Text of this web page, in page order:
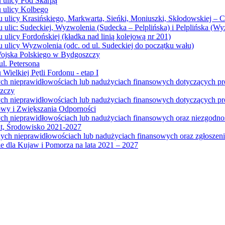
ulicy Kolbego
Krasińskiego, Markwarta, Sieńki, Moniuszki, Skłodowskiej –
Sudeckiej, Wyzwolenia (Sudecka – Pelplińska) i Pelplińska
Fordońskiej (kładka nad linią kolejową nr 201)
Wyzwolenia (odc. od ul. Sudeckiej do początku wału)
Polskiego w Bydgoszczy
Petersona
Pętli Fordonu - etap I
nieprawidłowościach lub nadużyciach finansowych dotyczących
nieprawidłowościach lub nadużyciach finansowych dotyczących
i Zwiększania Odporności
nieprawidłowościach lub nadużyciach finansowych oraz
Środowisko 2021-2027
nieprawidłowościach lub nadużyciach finansowych oraz
dla Kujaw i Pomorza na lata 2021 – 2027